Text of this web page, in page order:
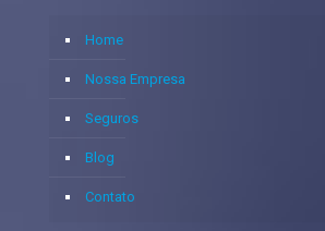
Home
Nossa Empresa
Seguros
Blog
Contato